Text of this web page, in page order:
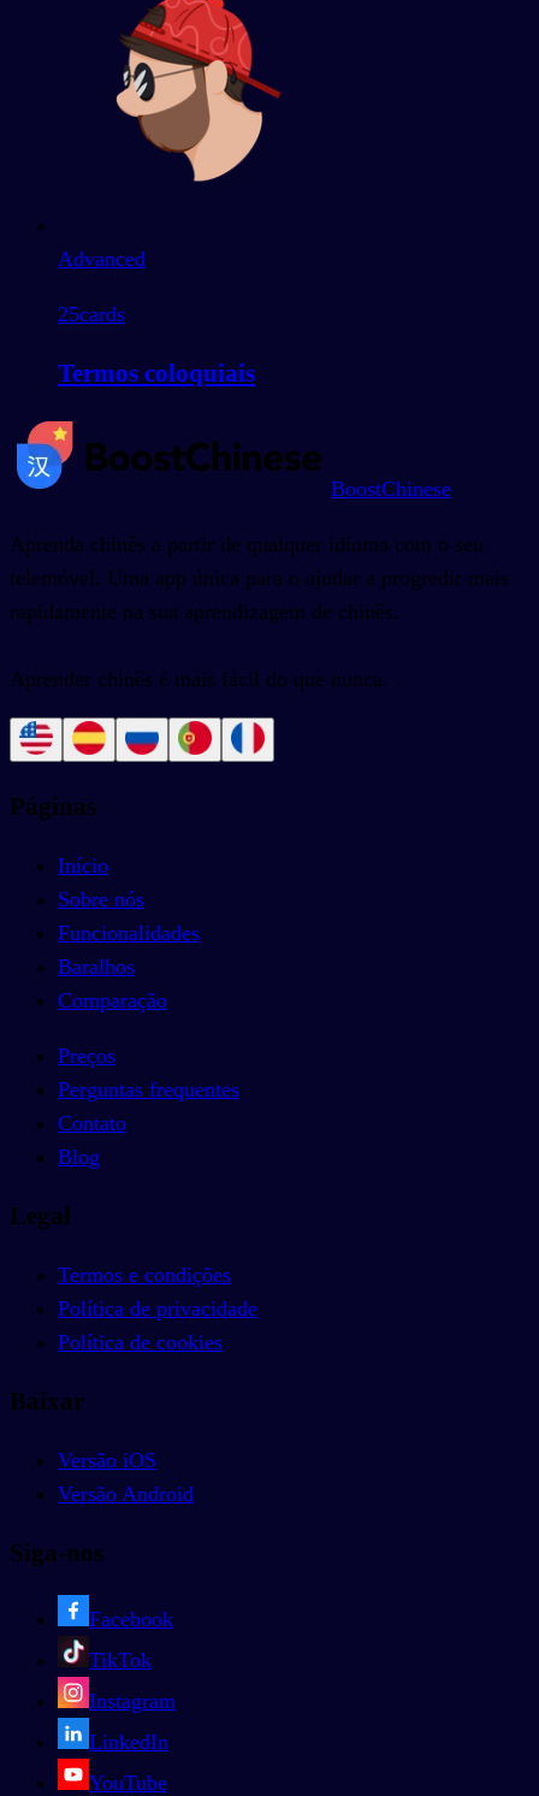
Advanced
25cards
Termos coloquiais
BoostChinese
Aprenda chinês a partir de qualquer idioma com o seu
telemóvel. Uma app única para o ajudar a progredir mais
rapidamente na sua aprendizagem de chinês.
Aprender chinês é mais fácil do que nunca.
Páginas
Início
Sobre nós
Funcionalidades
Baralhos
Comparação
Preços
Perguntas frequentes
Contato
Blog
Legal
Termos e condições
Política de privacidade
Política de cookies
Baixar
Versão iOS
Versão Android
Siga-nos
Facebook
TikTok
Instagram
LinkedIn
YouTube